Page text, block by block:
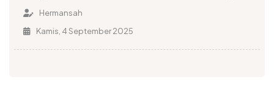
Hermansah
Kamis, 4 September 2025